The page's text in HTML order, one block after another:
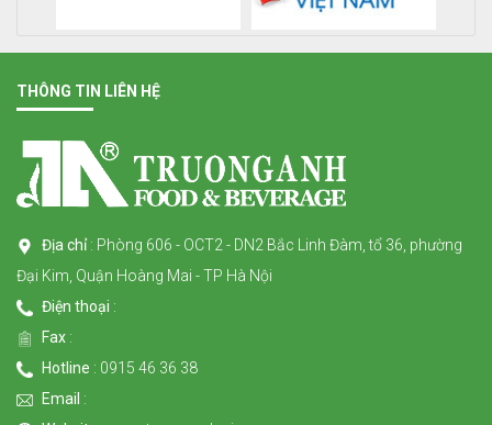
THÔNG TIN LIÊN HỆ
Địa chỉ : Phòng 606 - OCT2 - DN2 Bắc Linh Đàm, tổ 36, phường
Đại Kim, Quận Hoàng Mai - TP Hà Nội
Điện thoại :
Fax :
Hotline : 0915 46 36 38
Email :